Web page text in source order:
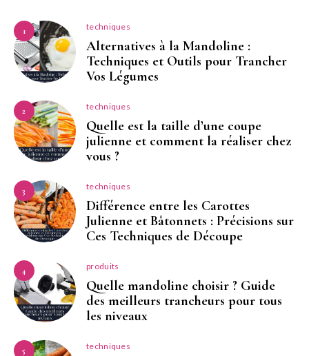
1 techniques
Alternatives à la Mandoline :
Techniques et Outils pour Trancher
Vos Légumes
2 techniques
Quelle est la taille d’une coupe
julienne et comment la réaliser chez
vous ?
3 techniques
Différence entre les Carottes
Julienne et Bâtonnets : Précisions sur
Ces Techniques de Découpe
4 produits
Quelle mandoline choisir ? Guide
des meilleurs trancheurs pour tous
les niveaux
5 techniques